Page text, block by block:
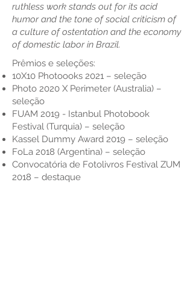
ruthless work stands out for its acid
humor and the tone of social criticism of
a culture of ostentation and the economy
of domestic labor in Brazil.
Prêmios e seleções:
10X10 Photoooks 2021 – seleção
Photo 2020 X Perimeter (Australia) –
seleção
FUAM 2019 - Istanbul Photobook
Festival (Turquia) – seleção
Kassel Dummy Award 2019 – seleção
FoLa 2018 (Argentina) – seleção
Convocatória de Fotolivros Festival ZUM
2018 – destaque